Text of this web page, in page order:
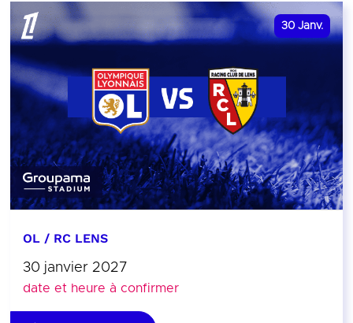
30 Janv.
OL / RC LENS
30 janvier 2027
date et heure à confirmer